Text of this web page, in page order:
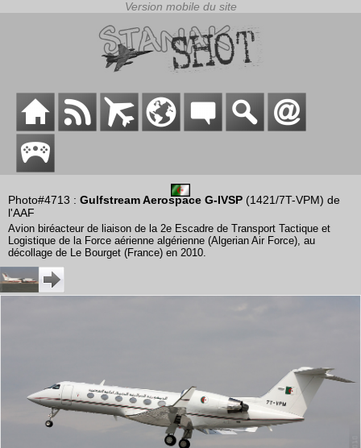
Photo#4713 : Gulfstream Aerospace G-IVSP (1421/7T-VPM) de
l'AAF
Avion biréacteur de liaison de la 2e Escadre de Transport Tactique et
Logistique de la Force aérienne algérienne (Algerian Air Force), au
décollage de Le Bourget (France) en 2010.